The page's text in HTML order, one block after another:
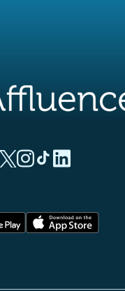
pestaña)
(nueva pestaña)
(nueva pestaña)
(nueva pestaña)
(nueva pestaña)